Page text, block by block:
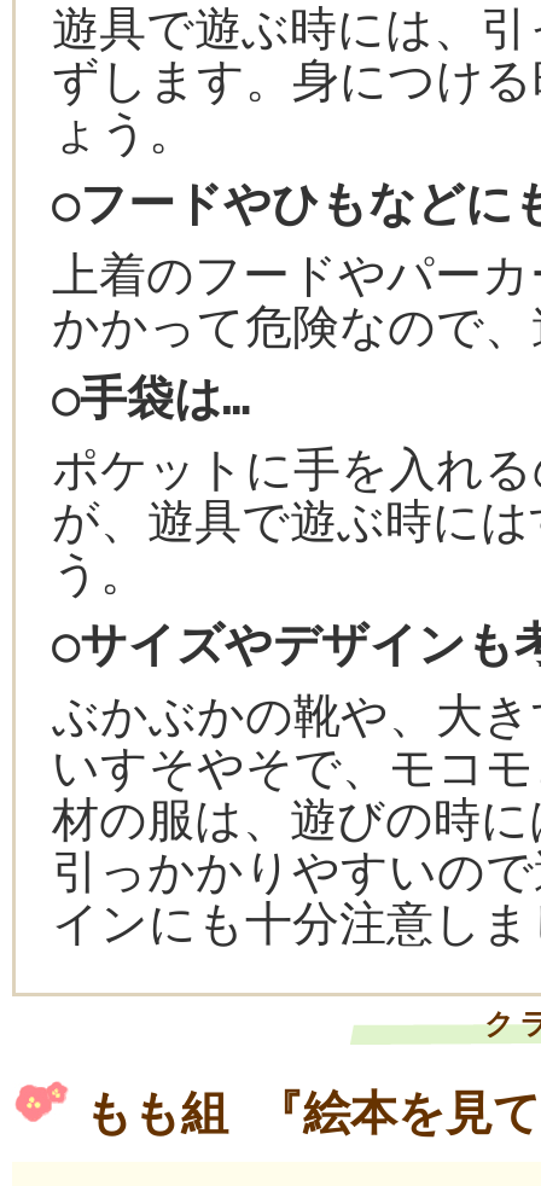
遊具で遊ぶ時には、
ずします。身につけ
ょう。
○フードやひもなどに
上着のフードやパー
かかって危険なので
○手袋は…
ポケットに手を入れ
が、遊具で遊ぶ時に
う。
○サイズやデザインも
ぶかぶかの靴や、大
いすそやそで、モコ
材の服は、遊びの時
引っかかりやすいの
インにも十分注意し
ク
もも組 『絵本を見